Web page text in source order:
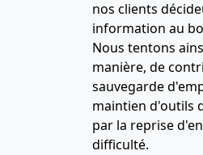
nos clients
information au
Nous tentons
manière, de
sauvegarde
maintien d'outils
par la reprise
difficulté.